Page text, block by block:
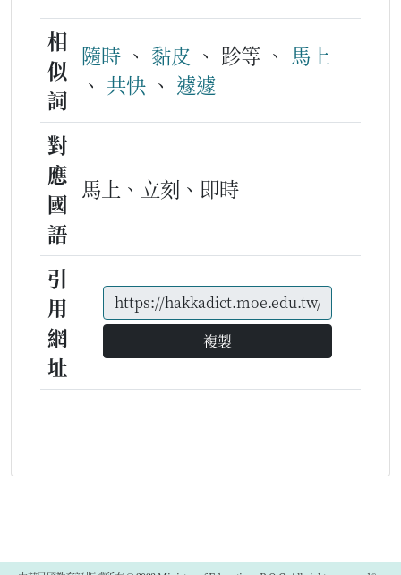
相
似
詞
隨時 、 黏皮 、 跈等 、 馬上
、 共快 、 遽遽
對
應
國
語
馬上、立刻、即時
引
用
網
址
複製